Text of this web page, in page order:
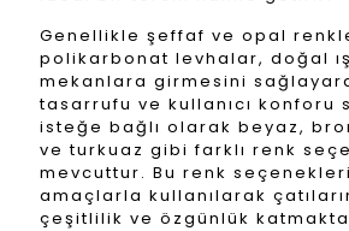
Genellikle şeffaf ve opal
polikarbonat levhalar, doğal
mekanlara girmesini
tasarrufu ve kullanıcı konforu
isteğe bağlı olarak beyaz,
ve turkuaz gibi farklı renk
mevcuttur. Bu renk
amaçlarla kullanılarak
çeşitlilik ve özgünlük